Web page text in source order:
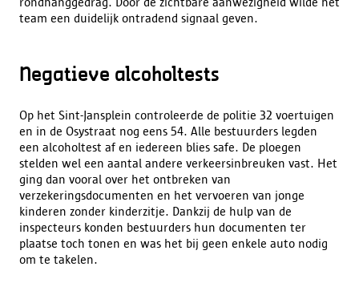
team een duidelijk ontradend signaal geven.
Negatieve alcoholtests
Op het Sint-Jansplein controleerde de politie 32 voertuigen
en in de Osystraat nog eens 54. Alle bestuurders legden
een alcoholtest af en iedereen blies safe. De ploegen
stelden wel een aantal andere verkeersinbreuken vast. Het
ging dan vooral over het ontbreken van
verzekeringsdocumenten en het vervoeren van jonge
kinderen zonder kinderzitje. Dankzij de hulp van de
inspecteurs konden bestuurders hun documenten ter
plaatse toch tonen en was het bij geen enkele auto nodig
om te takelen.